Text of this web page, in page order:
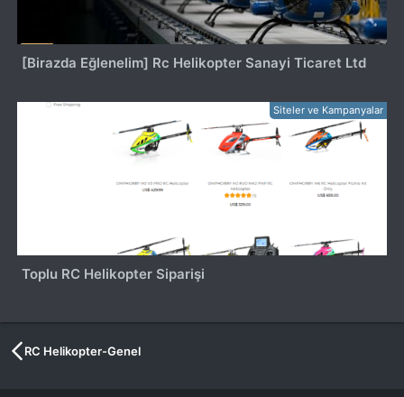
[Birazda Eğlenelim] Rc Helikopter Sanayi Ticaret Ltd
Siteler ve Kampanyalar
Toplu RC Helikopter Siparişi
RC Helikopter-Genel